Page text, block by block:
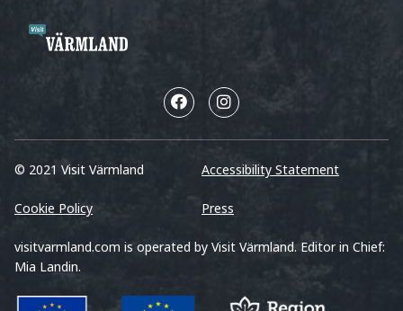
© 2021 Visit Värmland Accessibility Statement
Cookie Policy Press
visitvarmland.com is operated by Visit Värmland. Editor in Chief:
Mia Landin.